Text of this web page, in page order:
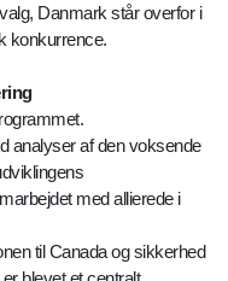
Danmark står overfor i
konkurrence.
analyser af den voksende
med allierede i
til Canada og sikkerhed